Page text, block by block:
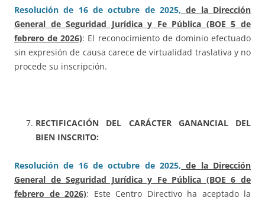
Resolución de 16 de octubre de 2025, de la Dirección
General de Seguridad Jurídica y Fe Pública (BOE 5 de
febrero de 2026): El reconocimiento de dominio efectuado
sin expresión de causa carece de virtualidad traslativa y no
procede su inscripción.
RECTIFICACIÓN DEL CARÁCTER GANANCIAL DEL
BIEN INSCRITO:
Resolución de 16 de octubre de 2025, de la Dirección
General de Seguridad Jurídica y Fe Pública (BOE 6 de
febrero de 2026): Este Centro Directivo ha aceptado la